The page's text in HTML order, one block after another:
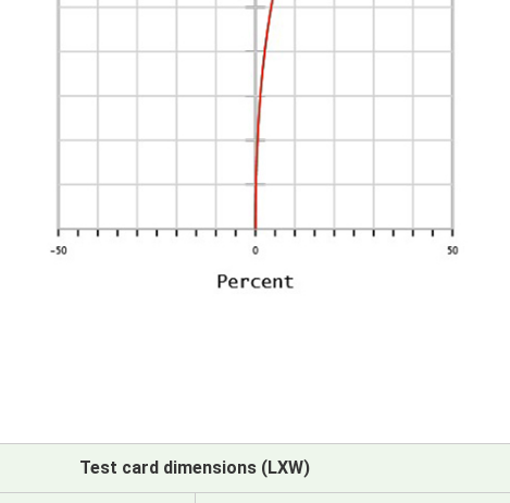
Test card dimensions (LXW)